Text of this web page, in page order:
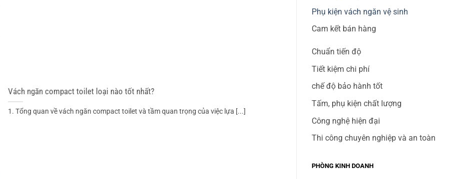
Vách ngăn compact toilet loại nào tốt nhất?
1. Tổng quan về vách ngăn compact toilet và tầm quan trọng của việc lựa [...]
Phụ kiện vách ngăn vệ sinh
Cam kết bán hàng
Chuẩn tiến độ
Tiết kiệm chi phí
chế độ bảo hành tốt
Tấm, phụ kiện chất lượng
Công nghệ hiện đại
Thi công chuyên nghiệp và an toàn
PHÒNG KINH DOANH